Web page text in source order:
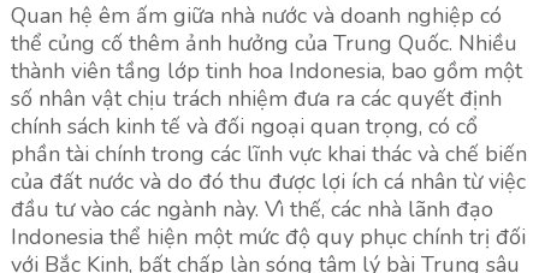
Quan hệ êm ấm giữa nhà nước và doanh nghiệp có
thể củng cố thêm ảnh hưởng của Trung Quốc. Nhiều
thành viên tầng lớp tinh hoa Indonesia, bao gồm một
số nhân vật chịu trách nhiệm đưa ra các quyết định
chính sách kinh tế và đối ngoại quan trọng, có cổ
phần tài chính trong các lĩnh vực khai thác và chế biến
của đất nước và do đó thu được lợi ích cá nhân từ việc
đầu tư vào các ngành này. Vì thế, các nhà lãnh đạo
Indonesia thể hiện một mức độ quy phục chính trị đối
với Bắc Kinh, bất chấp làn sóng tâm lý bài Trung sâu